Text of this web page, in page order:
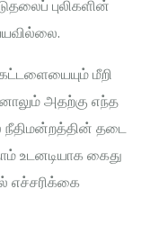
புலிகளின்
மீறி
அதற்கு எந்த
நீதிமன்றத்தின் தடை
உடனடியாக கைது
எச்சரிக்கை